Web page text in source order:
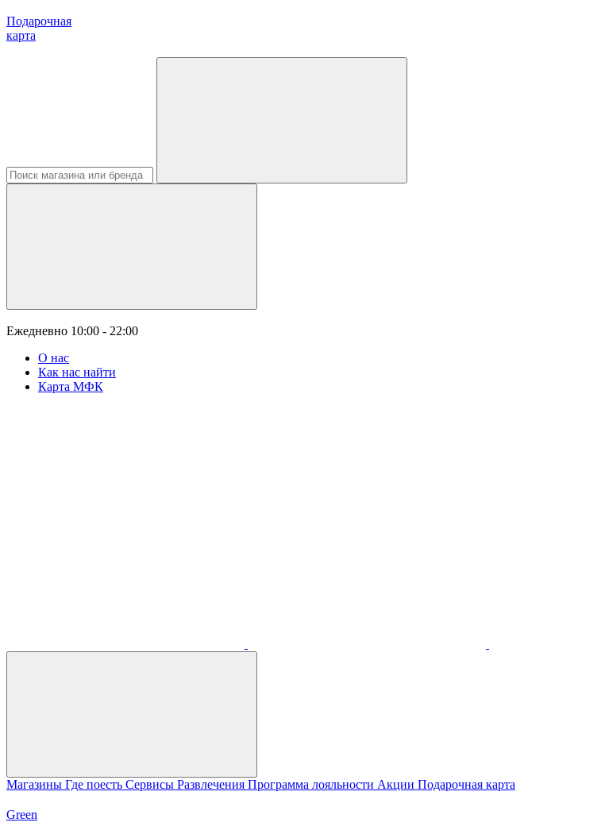
Подарочная
карта
Ежедневно 10:00 - 22:00
О нас
Как нас найти
Карта МФК
Магазины Где поесть Сервисы Развлечения Программа лояльности Акции Подарочная карта
Green